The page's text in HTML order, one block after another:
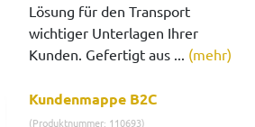
Lösung für den Transport
wichtiger Unterlagen Ihrer
Kunden. Gefertigt aus ... (mehr)
Kundenmappe B2C
(Produktnummer: 110693)